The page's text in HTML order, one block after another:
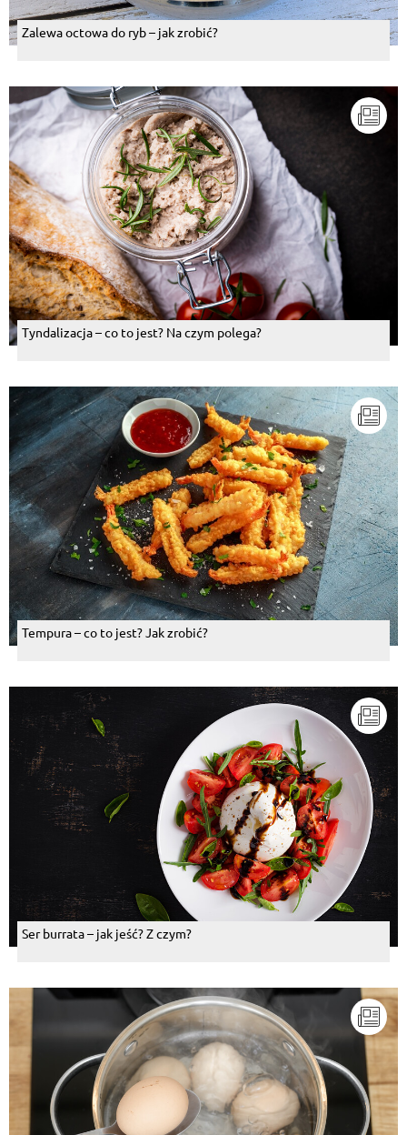
Zalewa octowa do ryb – jak zrobić?
Tyndalizacja – co to jest? Na czym polega?
Tempura – co to jest? Jak zrobić?
Ser burrata – jak jeść? Z czym?